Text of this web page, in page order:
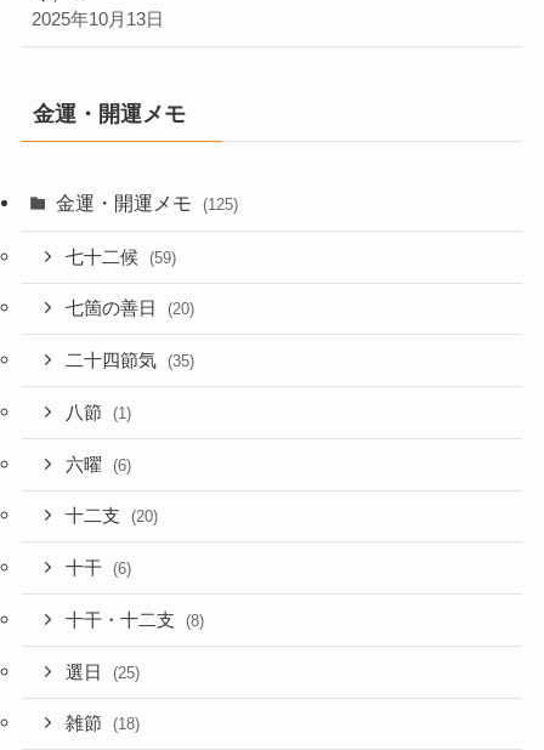
2025年10月13日
金運・開運メモ
金運・開運メモ (125)
七十二候 (59)
七箇の善日 (20)
二十四節気 (35)
八節 (1)
六曜 (6)
十二支 (20)
十干 (6)
十干・十二支 (8)
選日 (25)
雑節 (18)